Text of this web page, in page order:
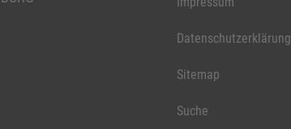
Datenschutzerklärung
Sitemap
Suche